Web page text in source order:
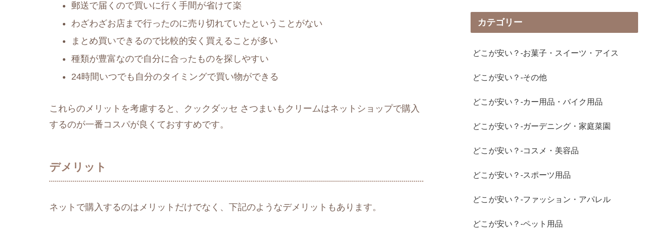
郵送で届くので買いに行く手間が省けて楽
わざわざお店まで行ったのに売り切れていたということがない
まとめ買いできるので比較的安く買えることが多い
種類が豊富なので自分に合ったものを探しやすい
24時間いつでも自分のタイミングで買い物ができる
これらのメリットを考慮すると、クックダッセ さつまいもクリームはネットショップで購入
するのが一番コスパが良くておすすめです。
デメリット
ネットで購入するのはメリットだけでなく、下記のようなデメリットもあります。
カテゴリー
どこが安い？-お菓子・スイーツ・アイス
どこが安い？-その他
どこが安い？-カー用品・バイク用品
どこが安い？-ガーデニング・家庭菜園
どこが安い？-コスメ・美容品
どこが安い？-スポーツ用品
どこが安い？-ファッション・アパレル
どこが安い？-ペット用品